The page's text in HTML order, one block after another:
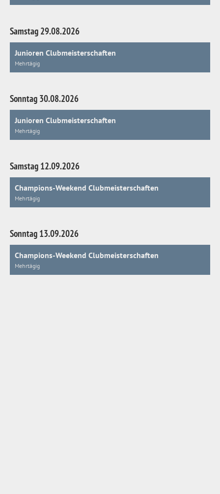
Samstag 29.08.2026
Junioren Clubmeisterschaften
Mehrtägig
Sonntag 30.08.2026
Junioren Clubmeisterschaften
Mehrtägig
Samstag 12.09.2026
Champions-Weekend Clubmeisterschaften
Mehrtägig
Sonntag 13.09.2026
Champions-Weekend Clubmeisterschaften
Mehrtägig